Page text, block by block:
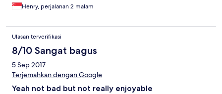
Henry, perjalanan 2 malam
Ulasan terverifikasi
8/10 Sangat bagus
5 Sep 2017
Terjemahkan dengan Google
Yeah not bad but not really enjoyable